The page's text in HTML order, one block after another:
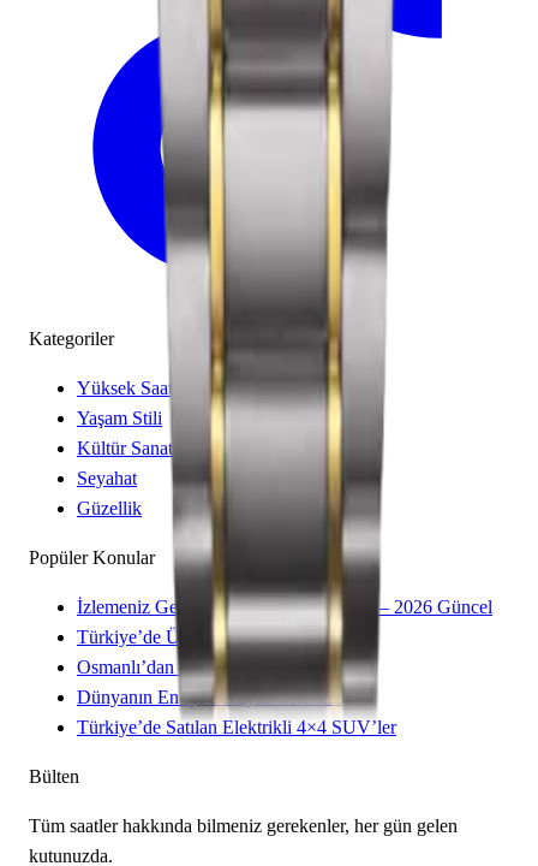
Kategoriler
Yüksek Saatçilik
Yaşam Stili
Kültür Sanat
Seyahat
Güzellik
Popüler Konular
İzlemeniz Gereken 15 Yeni Kore Dizisi – 2026 Güncel
Türkiye’de Üretilen Yerli Otomobiller
Osmanlı’dan Cumhuriyet’e Saatler
Dünyanın En İyi 8 Kayak Merkezi
Türkiye’de Satılan Elektrikli 4×4 SUV’ler
Bülten
Tüm saatler hakkında bilmeniz gerekenler, her gün gelen
kutunuzda.